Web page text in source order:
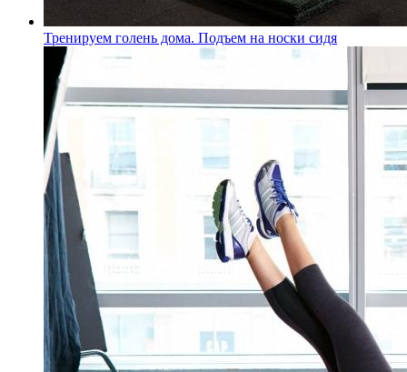
Тренируем голень дома. Подъем на носки сидя